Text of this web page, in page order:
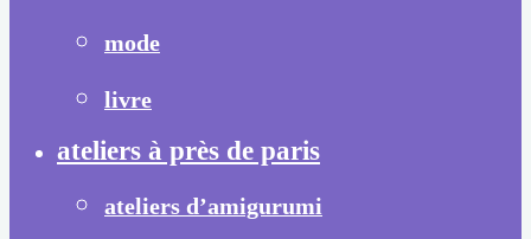
mode
livre
ateliers à près de paris
ateliers d’amigurumi